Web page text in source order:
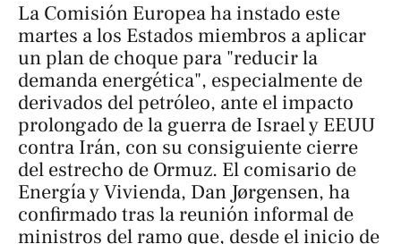
La Comisión Europea ha instado este
martes a los Estados miembros a aplicar
un plan de choque para "reducir la
demanda energética", especialmente de
derivados del petróleo, ante el impacto
prolongado de la guerra de Israel y EEUU
contra Irán, con su consiguiente cierre
del estrecho de Ormuz. El comisario de
Energía y Vivienda, Dan Jørgensen, ha
confirmado tras la reunión informal de
ministros del ramo que, desde el inicio de